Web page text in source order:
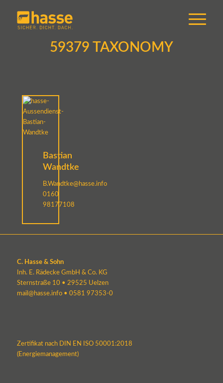
59379 TAXONOMY
Bastian
Wandtke
B.Wandtke@hasse.info
0160
98177108
C. Hasse & Sohn
Inh. E. Rädecke GmbH & Co. KG
Sternstraße 10 • 29525 Uelzen
mail@hasse.info• 0581 97353-0
Zertifikat nach DIN EN ISO 50001:2018
(Energiemanagement)